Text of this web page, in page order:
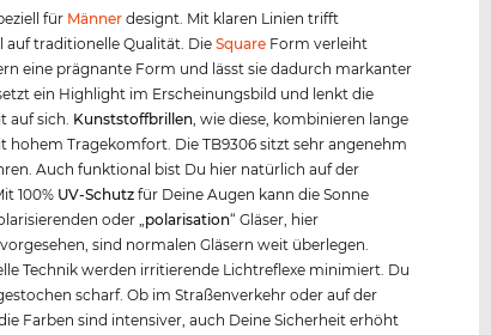
für Männer designt. Mit klaren Linien trifft
auf traditionelle Qualität. DieSquare Form verleiht
eine prägnante Form und lässt sie dadurch markanter
ein Highlight im Erscheinungsbild und lenkt die
auf sich. Kunststoffbrillen, wie diese, kombinieren lange
hohem Tragekomfort. Die TB9306 sitzt sehr angenehm
Auch funktional bist Du hier natürlich auf der
100% UV-Schutz für Deine Augen kann die Sonne
oder „polarisation“ Gläser, hier
sind normalen Gläsern weit überlegen.
Technik werden irritierende Lichtreflexe minimiert. Du
scharf. Ob im Straßenverkehr oder auf der
Farben sind intensiver, auch Deine Sicherheit erhöht